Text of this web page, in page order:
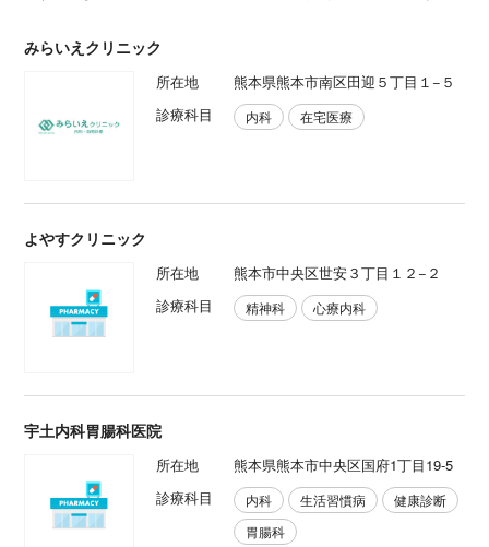
みらいえクリニック
所在地
熊本県熊本市南区田迎５丁目１−５
診療科目
内科 在宅医療
よやすクリニック
所在地
熊本市中央区世安３丁目１２−２
診療科目
精神科 心療内科
宇土内科胃腸科医院
所在地
熊本県熊本市中央区国府1丁目19-5
診療科目
内科 生活習慣病
健康診断
胃腸科